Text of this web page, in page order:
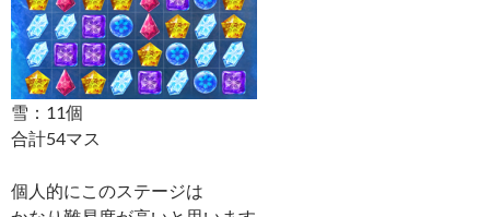
雪：11個
合計54マス
個人的にこのステージは